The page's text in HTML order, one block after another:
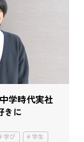
学時代実社
きに
学び
学生